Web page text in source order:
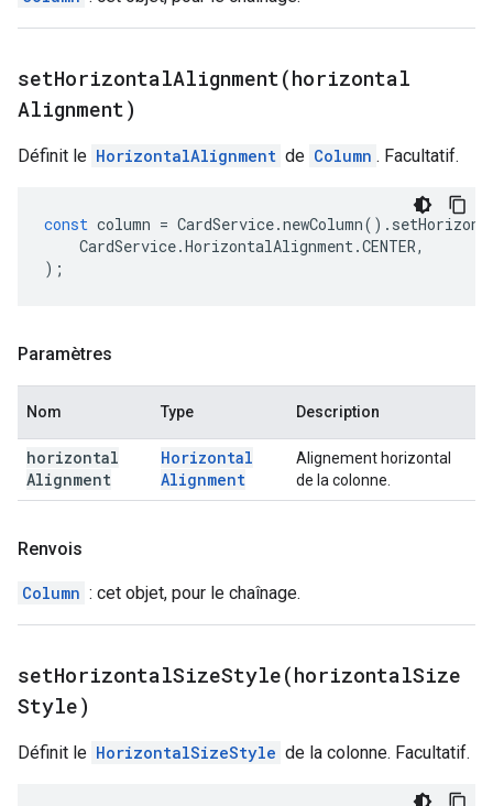
setHorizontalAlignment(horizontal
Alignment)
Définit le HorizontalAlignment de Column . Facultatif.
const column = CardService.newColumn().
CardService.HorizontalAlignment.CENTER,
);
Paramètres
Nom Type Description
horizontal
Alignment
Horizontal
Alignment
Alignement horizontal
de la colonne.
Renvois
Column : cet objet, pour le chaînage.
setHorizontalSizeStyle(horizontalSize
Style)
Définit le HorizontalSizeStyle de la colonne. Facultatif.